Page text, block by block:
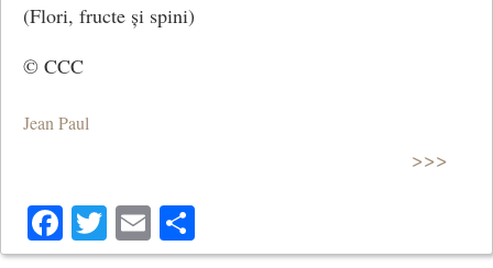
(Flori, fructe și spini)
© CCC
Jean Paul
>>>
Facebook
Twitter
Email